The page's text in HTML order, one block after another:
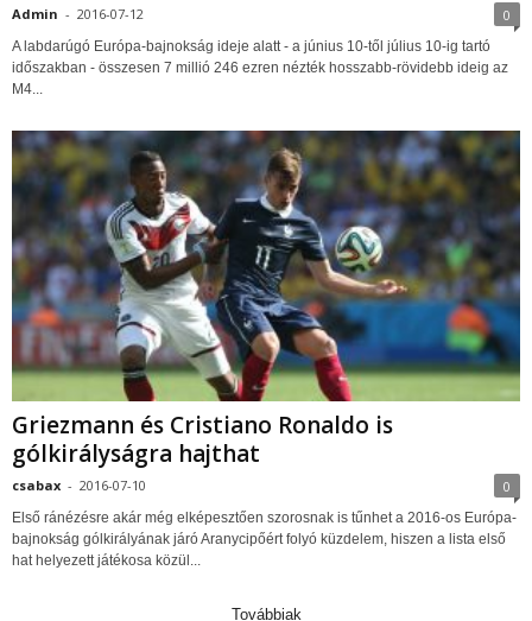
Admin - 2016-07-12 0
A labdarúgó Európa-bajnokság ideje alatt - a június 10-től július 10-ig tartó
időszakban - összesen 7 millió 246 ezren nézték hosszabb-rövidebb ideig az
M4...
Griezmann és Cristiano Ronaldo is
gólkirályságra hajthat
csabax - 2016-07-10 0
Első ránézésre akár még elképesztően szorosnak is tűnhet a 2016-os Európa-
bajnokság gólkirályának járó Aranycipőért folyó küzdelem, hiszen a lista első
hat helyezett játékosa közül...
Továbbiak